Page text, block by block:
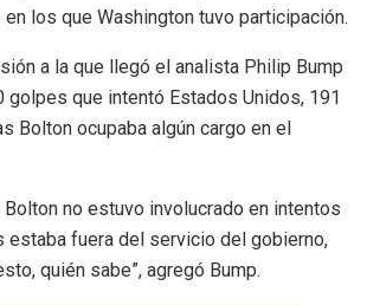
los que Washington tuvo participación.
a la que llegó el analista Philip Bump
golpes que intentó Estados Unidos, 191
Bolton ocupaba algún cargo en el
Bolton no estuvo involucrado en intentos
estaba fuera del servicio del gobierno,
quién sabe”, agregó Bump.